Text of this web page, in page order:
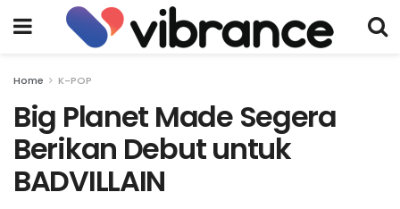
Home K-POP
Big Planet Made Segera
Berikan Debut untuk
BADVILLAIN